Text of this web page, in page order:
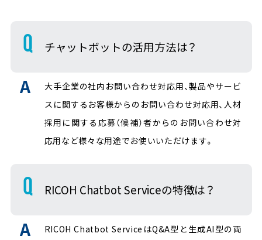
チャットボットの活用方法は？
大手企業の社内お問い合わせ対応用、製品やサービ
スに関するお客様からのお問い合わせ対応用、人材
採用に関する応募（候補）者からのお問い合わせ対
応用など様々な用途でお使いいただけます。
RICOH Chatbot Serviceの特徴は？
RICOH Chatbot ServiceはQ&A型と生成AI型の両